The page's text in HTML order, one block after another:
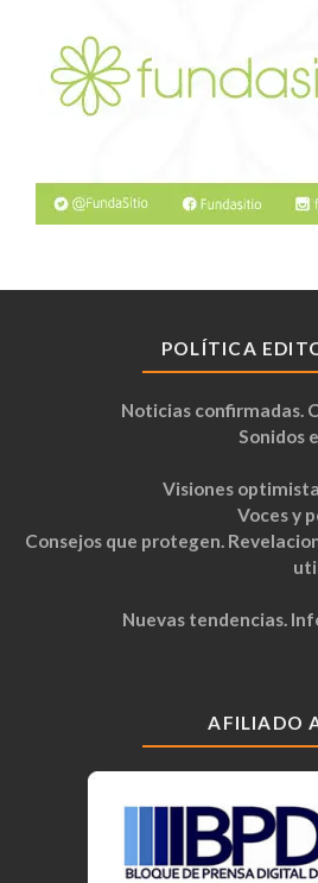
POLÍTICA
Noticias confirmadas.
Sonidos
Visiones
Voces y
Consejos que protegen.
Nuevas tendencias.
AFILIADO